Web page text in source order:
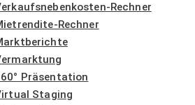
Rechner
Rechner
Präsentation
Staging